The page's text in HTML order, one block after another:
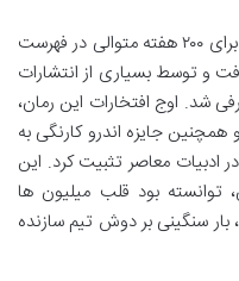
برای ۲۰۰ هفته متوالی در فهرست
و توسط بسیاری از انتشارات
یکی از بهترین آثار سال ۲۰۱۴ معرفی شد. اوج افتخارات این رمان،
جایزه اندرو کارنگی به
ادبیات معاصر تثبیت کرد. این
توانسته بود قلب میلیون ها
سنگینی بر دوش تیم سازنده